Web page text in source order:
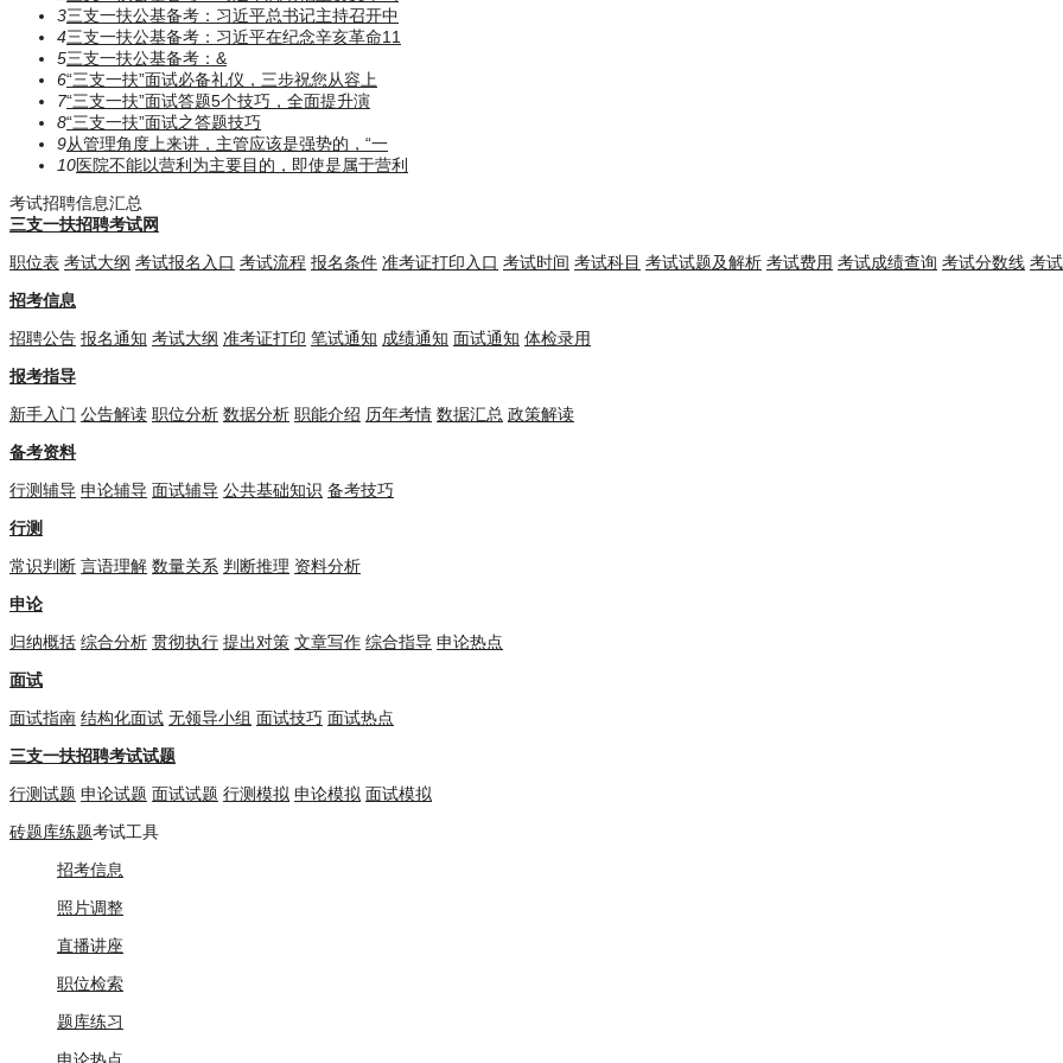
3三支一扶公基备考：习近平总书记主持召开中
4三支一扶公基备考：习近平在纪念辛亥革命11
5三支一扶公基备考：​​​&
6“三支一扶”面试必备礼仪，三步祝您从容上
7“三支一扶”面试答题5个技巧，全面提升演
8“三支一扶”面试之答题技巧
9从管理角度上来讲，主管应该是强势的，“一
10医院不能以营利为主要目的，即使是属于营利
考试招聘信息汇总
三支一扶招聘考试网
职位表 考试大纲 考试报名入口 考试流程 报名条件 准考证打印入口 考试时间 考试科目 考试试题及解析 考试费用 考试成绩查询 考试分数线 考
招考信息
招聘公告 报名通知 考试大纲 准考证打印 笔试通知 成绩通知 面试通知 体检录用
报考指导
新手入门 公告解读 职位分析 数据分析 职能介绍 历年考情 数据汇总 政策解读
备考资料
行测辅导 申论辅导 面试辅导 公共基础知识 备考技巧
行测
常识判断 言语理解 数量关系 判断推理 资料分析
申论
归纳概括 综合分析 贯彻执行 提出对策 文章写作 综合指导 申论热点
面试
面试指南 结构化面试 无领导小组 面试技巧 面试热点
三支一扶招聘考试试题
行测试题 申论试题 面试试题 行测模拟 申论模拟 面试模拟
砖题库练题考试工具
招考信息
照片调整
直播讲座
职位检索
题库练习